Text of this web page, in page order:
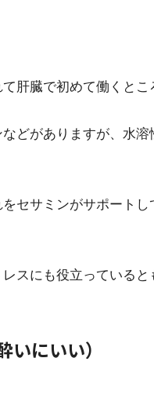
肝臓で初めて働くとこ
どがありますが、水溶
セサミンがサポート
スにも役立っていると
にいい）